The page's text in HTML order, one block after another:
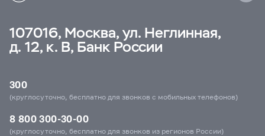
107016, Москва, ул. Неглинная,
д. 12, к. В, Банк России
300
(круглосуточно, бесплатно для звонков с мобильных телефонов)
8 800 300-30-00
(круглосуточно, бесплатно для звонков из регионов России)